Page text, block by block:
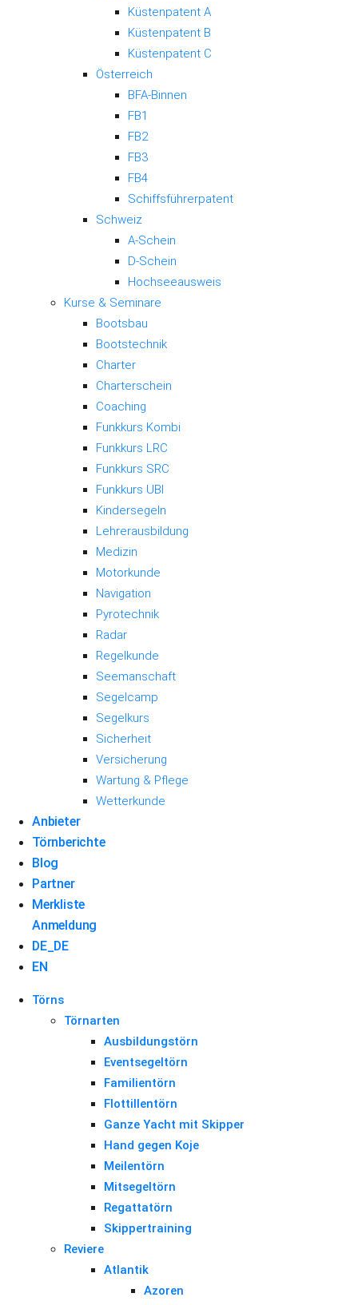
Küstenpatent A
Küstenpatent B
Küstenpatent C
Österreich
BFA-Binnen
FB1
FB2
FB3
FB4
Schiffsführerpatent
Schweiz
A-Schein
D-Schein
Hochseeausweis
Kurse & Seminare
Bootsbau
Bootstechnik
Charter
Charterschein
Coaching
Funkkurs Kombi
Funkkurs LRC
Funkkurs SRC
Funkkurs UBI
Kindersegeln
Lehrerausbildung
Medizin
Motorkunde
Navigation
Pyrotechnik
Radar
Regelkunde
Seemanschaft
Segelcamp
Segelkurs
Sicherheit
Versicherung
Wartung & Pflege
Wetterkunde
Anbieter
Törnberichte
Blog
Partner
Merkliste
Anmeldung
DE_DE
EN
Törns
Törnarten
Ausbildungstörn
Eventsegeltörn
Familientörn
Flottillentörn
Ganze Yacht mit Skipper
Hand gegen Koje
Meilentörn
Mitsegeltörn
Regattatörn
Skippertraining
Reviere
Atlantik
Azoren